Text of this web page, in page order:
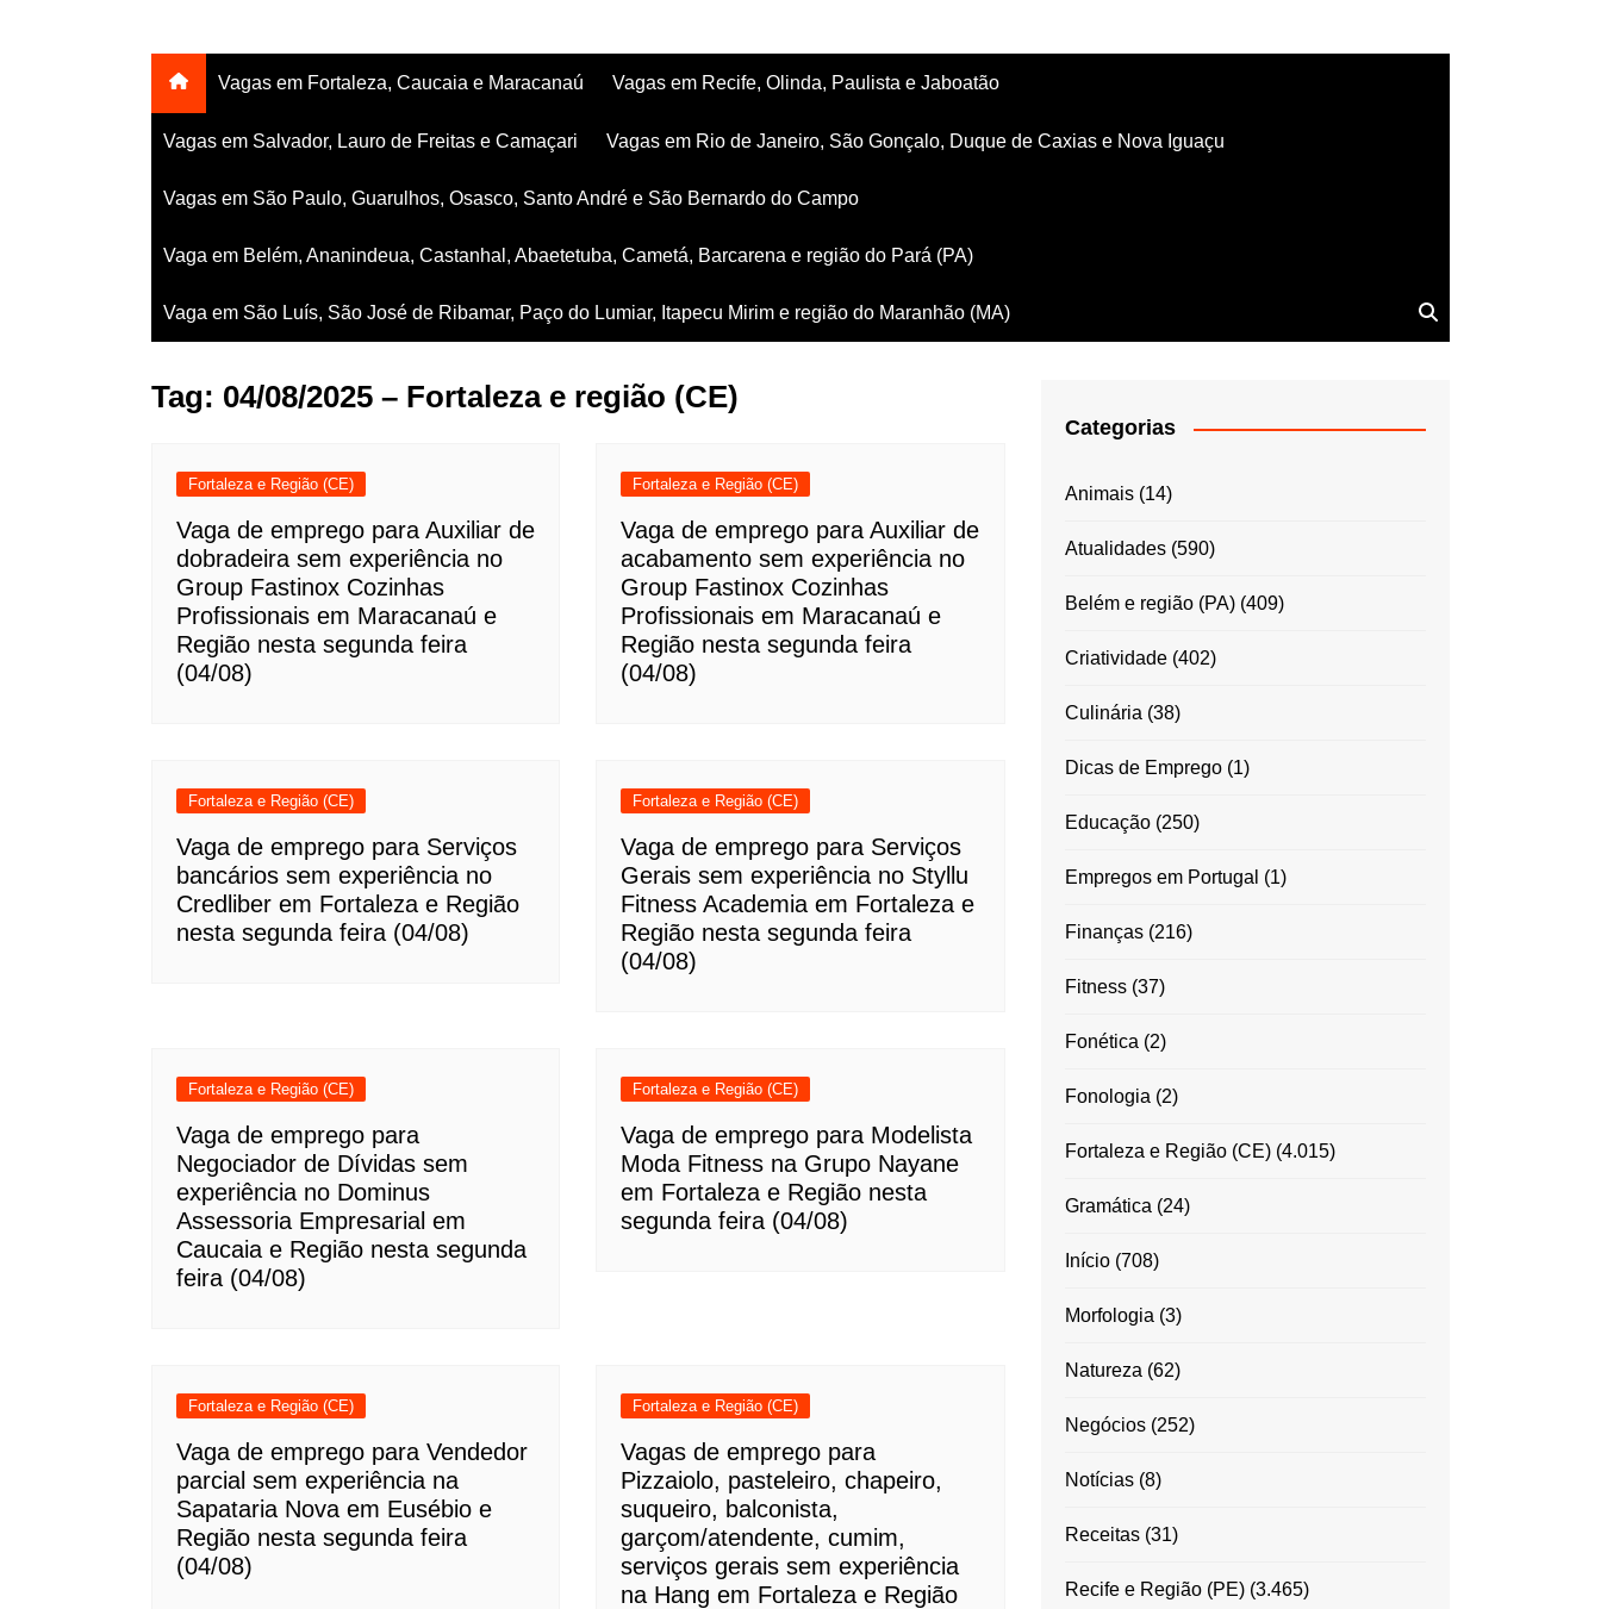
Vagas em Fortaleza, Caucaia e Maracanaú Vagas em Recife, Olinda, Paulista e Jaboatão
Vagas em Salvador, Lauro de Freitas e Camaçari Vagas em Rio de Janeiro, São Gonçalo, Duque de Caxias e Nova Iguaçu
Vagas em São Paulo, Guarulhos, Osasco, Santo André e São Bernardo do Campo
Vaga em Belém, Ananindeua, Castanhal, Abaetetuba, Cametá, Barcarena e região do Pará (PA)
Vaga em São Luís, São José de Ribamar, Paço do Lumiar, Itapecu Mirim e região do Maranhão (MA)
Tag: 04/08/2025 – Fortaleza e região (CE)
Fortaleza e Região (CE)
Vaga de emprego para Auxiliar de
dobradeira sem experiência no
Group Fastinox Cozinhas
Profissionais em Maracanaú e
Região nesta segunda feira
(04/08)
Fortaleza e Região (CE)
Vaga de emprego para Auxiliar de
acabamento sem experiência no
Group Fastinox Cozinhas
Profissionais em Maracanaú e
Região nesta segunda feira
(04/08)
Fortaleza e Região (CE)
Vaga de emprego para Serviços
bancários sem experiência no
Credliber em Fortaleza e Região
nesta segunda feira (04/08)
Fortaleza e Região (CE)
Vaga de emprego para Serviços
Gerais sem experiência no Styllu
Fitness Academia em Fortaleza e
Região nesta segunda feira
(04/08)
Fortaleza e Região (CE)
Vaga de emprego para
Negociador de Dívidas sem
experiência no Dominus
Assessoria Empresarial em
Caucaia e Região nesta segunda
feira (04/08)
Fortaleza e Região (CE)
Vaga de emprego para Modelista
Moda Fitness na Grupo Nayane
em Fortaleza e Região nesta
segunda feira (04/08)
Fortaleza e Região (CE)
Vaga de emprego para Vendedor
parcial sem experiência na
Sapataria Nova em Eusébio e
Região nesta segunda feira
(04/08)
Fortaleza e Região (CE)
Vagas de emprego para
Pizzaiolo, pasteleiro, chapeiro,
suqueiro, balconista,
garçom/atendente, cumim,
serviços gerais sem experiência
na Hang em Fortaleza e Região
Categorias
Animais(14)
Atualidades(590)
Belém e região (PA)(409)
Criatividade(402)
Culinária (38)
Dicas de Emprego(1)
Educação(250)
Empregos em Portugal (1)
Finanças(216)
Fitness(37)
Fonética (2)
Fonologia (2)
Fortaleza e Região (CE)(4.015)
Gramática (24)
Início(708)
Morfologia (3)
Natureza (62)
Negócios(252)
Notícias(8)
Receitas(31)
Recife e Região (PE)(3.465)